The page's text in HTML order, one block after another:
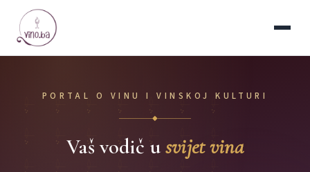
PORTAL O VINU I VINSKOJ KULTURI
◆
Vaš vodič usvijet vina